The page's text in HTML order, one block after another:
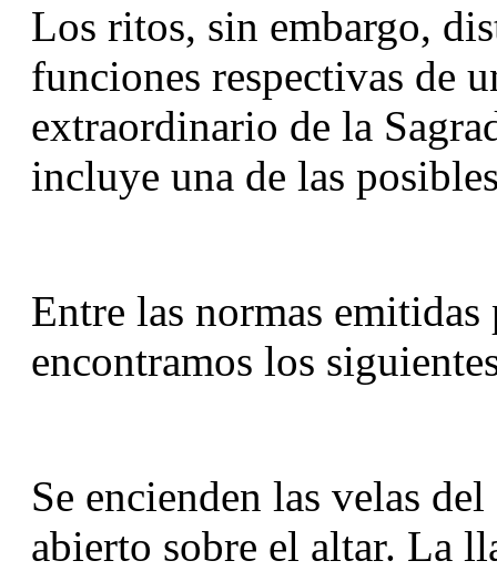
Los ritos, sin embargo,
funciones respectivas de
extraordinario de la
incluye una de las
Entre las normas
encontramos los
Se encienden las velas
abierto sobre el altar. La